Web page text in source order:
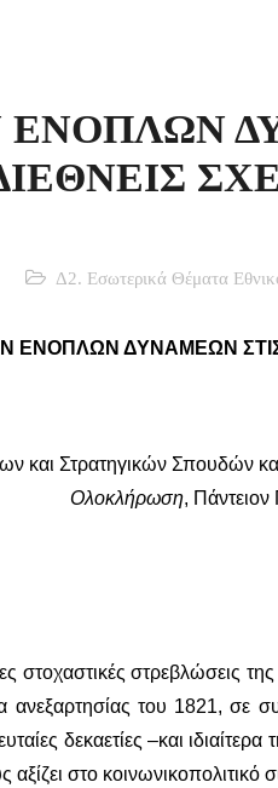
ΕΝΟΠΛΩΝ
Δ2. Εσωτερικά Θέματα
ΕΝΟΠΛΩΝ ΔΥΝΑΜΕΩΝ ΣΤΙΣ
και Στρατηγικών Σπουδών
Ολοκλήρωση, Πάντειον
στοχαστικές στρεβλώσεις
του 1821, σε
δεκαετίες –και
στο κοινωνικοπολιτικό